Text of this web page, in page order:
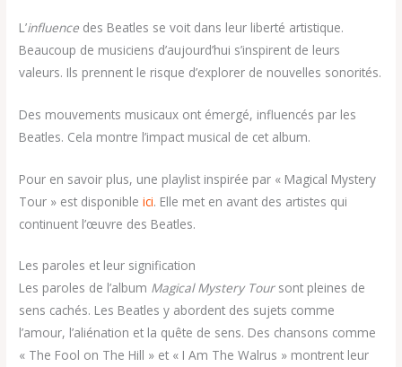
L’influence des Beatles se voit dans leur liberté artistique.
Beaucoup de musiciens d’aujourd’hui s’inspirent de leurs
valeurs. Ils prennent le risque d’explorer de nouvelles sonorités.
Des mouvements musicaux ont émergé, influencés par les
Beatles. Cela montre l’impact musical de cet album.
Pour en savoir plus, une playlist inspirée par « Magical Mystery
Tour » est disponibleici. Elle met en avant des artistes qui
continuent l’œuvre des Beatles.
Les paroles et leur signification
Les paroles de l’album Magical Mystery Toursont pleines de
sens cachés. Les Beatles y abordent des sujets comme
l’amour, l’aliénation et la quête de sens. Des chansons comme
« The Fool on The Hill » et « I Am The Walrus » montrent leur